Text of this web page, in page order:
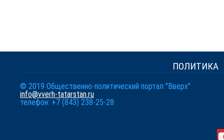
ПОЛИТИКА
© 2019 Общественно-политический портал "Вверх"
info@vverh-tatarstan.ru
телефон: +7 (843) 238-25-28